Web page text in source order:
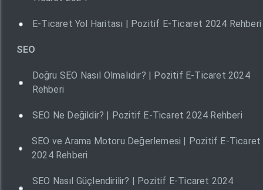
E-Ticaret Yol Haritası | Pozitif E-Ticaret 2024 Rehberi
SEO
Doğru SEO Nasıl Olmalıdır? | Pozitif E-Ticaret 2024
Rehberi
SEO Ne Değildir? | Pozitif E-Ticaret 2024 Rehberi
SEO ve Arama Motoru Değerlemesi | Pozitif E-Ticaret
2024 Rehberi
SEO Nasıl Güçlendirilir? | Pozitif E-Ticaret 2024